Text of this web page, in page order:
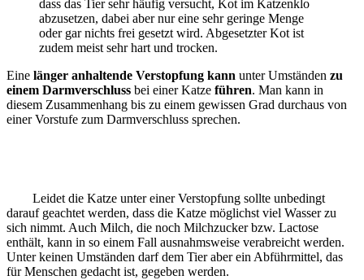
dass das Tier sehr häufig versucht, Kot im Katzenklo
abzusetzen, dabei aber nur eine sehr geringe Menge
oder gar nichts frei gesetzt wird. Abgesetzter Kot ist
zudem meist sehr hart und trocken.
Eine länger anhaltende Verstopfung kann unter Umständen zu
einem Darmverschluss bei einer Katze führen. Man kann in
diesem Zusammenhang bis zu einem gewissen Grad durchaus von
einer Vorstufe zum Darmverschluss sprechen.
Leidet die Katze unter einer Verstopfung sollte unbedingt
darauf geachtet werden, dass die Katze möglichst viel Wasser zu
sich nimmt. Auch Milch, die noch Milchzucker bzw. Lactose
enthält, kann in so einem Fall ausnahmsweise verabreicht werden.
Unter keinen Umständen darf dem Tier aber ein Abführmittel, das
für Menschen gedacht ist, gegeben werden.